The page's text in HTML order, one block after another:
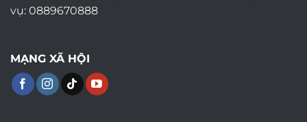
vụ: 0889670888
MẠNG XÃ HỘI